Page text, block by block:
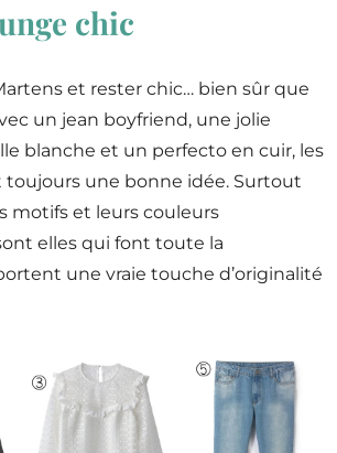
chic
et rester chic… bien sûr que
un jean boyfriend, une jolie
blanche et un perfecto en cuir, les
toujours une bonne idée. Surtout
motifs et leurs couleurs
elles qui font toute la
une vraie touche d’originalité